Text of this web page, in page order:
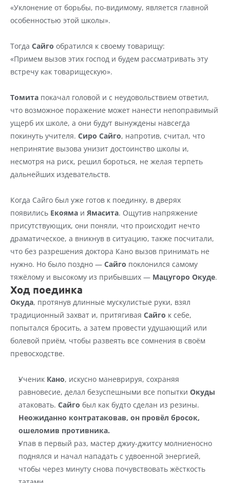
«Уклонение от борьбы, по-видимому, является главной
особенностью этой школы».
Тогда Сайго обратился к своему товарищу:
«Примем вызов этих господ и будем рассматривать эту
встречу как товарищескую».
Томита покачал головой и с неудовольствием ответил,
что возможное поражение может нанести непоправимый
ущерб их школе, а они будут вынуждены навсегда
покинуть учителя. Сиро Сайго, напротив, считал, что
непринятие вызова унизит достоинство школы и,
несмотря на риск, решил бороться, не желая терпеть
дальнейших издевательств.
Когда Сайго был уже готов к поединку, в дверях
появились Екояма и Ямасита. Ощутив напряжение
присутствующих, они поняли, что происходит нечто
драматическое, а вникнув в ситуацию, также посчитали,
что без разрешения доктора Кано вызов принимать не
нужно. Но было поздно — Сайго поклонился самому
тяжёлому и высокому из прибывших — Мацугоро Окуде.
Ход поединка
Окуда, протянув длинные мускулистые руки, взял
традиционный захват и, притягивая Сайго к себе,
попытался бросить, а затем провести удушающий или
болевой приём, чтобы развеять все сомнения в своём
превосходстве.
Ученик Кано, искусно маневрируя, сохраняя
равновесие, делал безуспешными все попытки Окуды
атаковать. Сайго был как будто сделан из резины.
Неожиданно контратаковав, он провёл бросок,
ошеломив противника.
Упав в первый раз, мастер джиу-джитсу молниеносно
поднялся и начал нападать с удвоенной энергией,
чтобы через минуту снова почувствовать жёсткость